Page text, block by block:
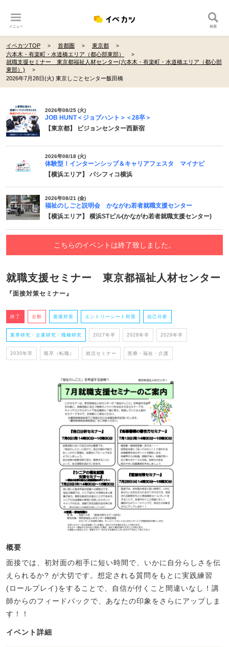
メニュー 検索
イベカツTOP 首都圏
東京都
六本木・有楽町・水道橋エリア（都心部東部）
就職支援セミナー 東京都福祉人材センター(六本木・有楽町・水道橋エリア（都心部
東部）)
2026年7月28日(火) 東京しごとセンター飯田橋
2026年08/25 (火)
JOB HUNT＜ジョブハント＞＜28卒＞
【東京都】 ビジョンセンター西新宿
2026年08/18 (火)
体験型！インターンシップ＆キャリアフェスタ マイナビ
【横浜エリア】 パシフィコ横浜
2026年08/21 (金)
福祉のしごと説明会 かながわ若者就職支援センター
【横浜エリア】 横浜STビル(かながわ若者就職支援センター)
こちらのイベントは終了致しました。
就職支援セミナー 東京都福祉人材センター
『面接対策セミナー』
終了 全般 面接対策 エントリーシート対策 自己分析
業界研究・企業研究・職種研究 2027年卒 2028年卒 2029年卒
2030年卒 既卒（転職） 就活セミナー 医療・福祉・介護
概要
面接では、初対面の相手に短い時間で、いかに自分らしさを伝
えられるか? が大切です。想定される質問をもとに実践練習
(ロールプレイ)をすることで、自信が付くこと間違いなし！講
師からのフィードバックで、あなたの印象をさらにアップしま
す！！
イベント詳細